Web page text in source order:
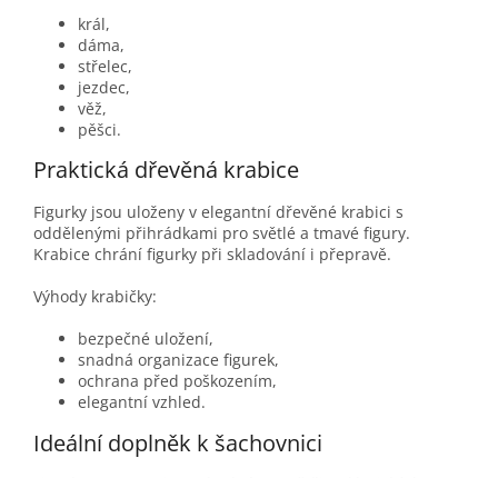
král,
dáma,
střelec,
jezdec,
věž,
pěšci.
Praktická dřevěná krabice
Figurky jsou uloženy v elegantní dřevěné krabici s
oddělenými přihrádkami pro světlé a tmavé figury.
Krabice chrání figurky při skladování i přepravě.
Výhody krabičky:
bezpečné uložení,
snadná organizace figurek,
ochrana před poškozením,
elegantní vzhled.
Ideální doplněk k šachovnici